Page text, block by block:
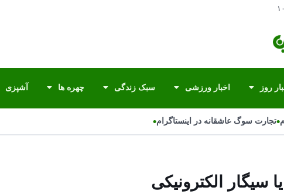
روز اخبار ورزشی سبک زندگی چهره ها آشپزی
•تجارت سوگ عاشقانه در اینستاگرام•
سیگار الکترونیکی